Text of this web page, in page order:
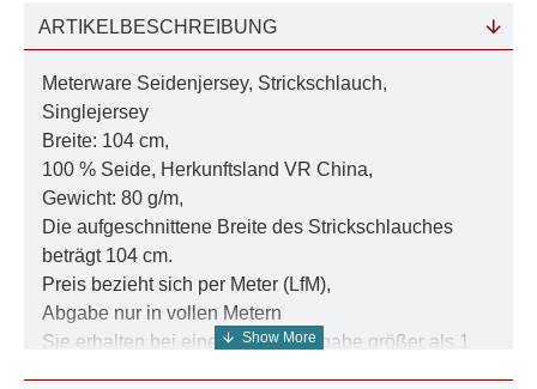
ARTIKELBESCHREIBUNG
Meterware Seidenjersey, Strickschlauch,
Singlejersey
Breite: 104 cm,
100 % Seide, Herkunftsland VR China,
Gewicht: 80 g/m,
Die aufgeschnittene Breite des Strickschlauches
beträgt 104 cm.
Preis bezieht sich per Meter (LfM),
Abgabe nur in vollen Metern
Sie erhalten bei einer Mengenangabe größer als 1